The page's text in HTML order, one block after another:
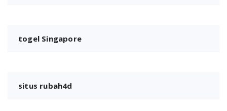
togel Singapore
situs rubah4d